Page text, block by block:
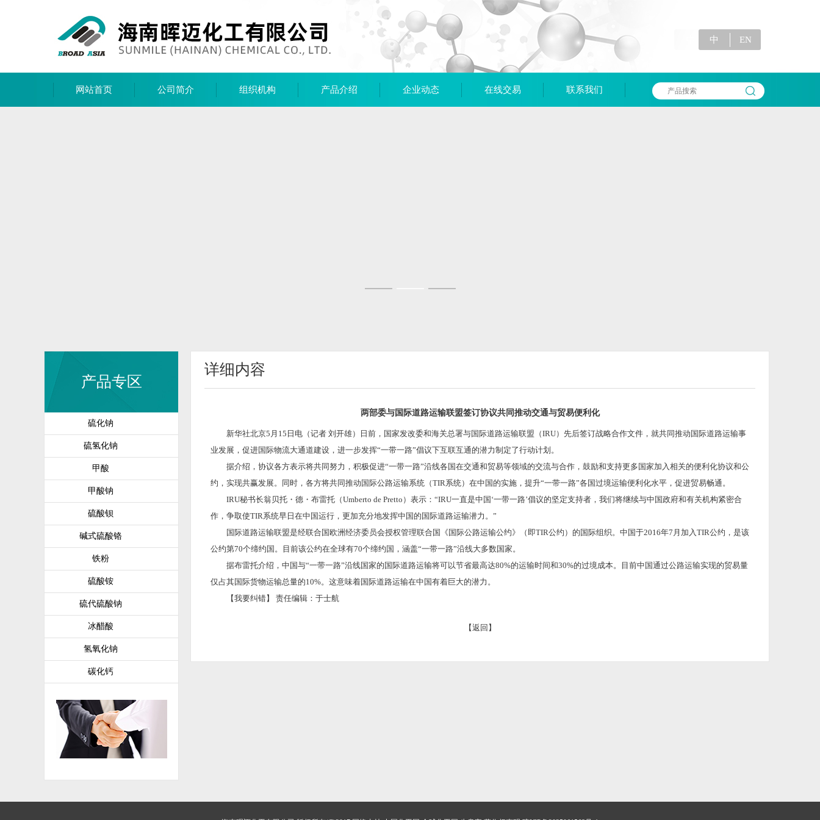
中 EN
网站首页 公司简介 组织机构 产品介绍 企业动态 在线交易 联系我们
产品专区
硫化钠
硫氢化钠
甲酸
甲酸钠
硫酸钡
碱式硫酸铬
铁粉
硫酸铵
硫代硫酸钠
冰醋酸
氢氧化钠
碳化钙
详细内容
两部委与国际道路运输联盟签订协议共同推动交通与贸易便利化
新华社北京5月15日电（记者 刘开雄）日前，国家发改委和海关总署与国际道路运输联盟（IRU）先后签订战略合作文件，就共同推动国际道路运输事
业发展，促进国际物流大通道建设，进一步发挥“一带一路”倡议下互联互通的潜力制定了行动计划。
据介绍，协议各方表示将共同努力，积极促进“一带一路”沿线各国在交通和贸易等领域的交流与合作，鼓励和支持更多国家加入相关的便利化协议和公
约，实现共赢发展。同时，各方将共同推动国际公路运输系统（TIR系统）在中国的实施，提升“一带一路”各国过境运输便利化水平，促进贸易畅通。
IRU秘书长翁贝托・德・布雷托（Umberto de Pretto）表示：“IRU一直是中国‘一带一路’倡议的坚定支持者，我们将继续与中国政府和有关机构紧密合
作，争取使TIR系统早日在中国运行，更加充分地发挥中国的国际道路运输潜力。”
国际道路运输联盟是经联合国欧洲经济委员会授权管理联合国《国际公路运输公约》（即TIR公约）的国际组织。中国于2016年7月加入TIR公约，是该
公约第70个缔约国。目前该公约在全球有70个缔约国，涵盖“一带一路”沿线大多数国家。
据布雷托介绍，中国与“一带一路”沿线国家的国际道路运输将可以节省最高达80%的运输时间和30%的过境成本。目前中国通过公路运输实现的贸易量
仅占其国际货物运输总量的10%。这意味着国际道路运输在中国有着巨大的潜力。
【我要纠错】 责任编辑：于士航
【返回】